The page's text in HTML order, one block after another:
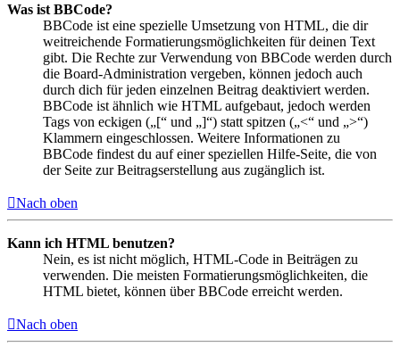
Was ist BBCode?
BBCode ist eine spezielle Umsetzung von HTML, die dir
weitreichende Formatierungsmöglichkeiten für deinen Text
gibt. Die Rechte zur Verwendung von BBCode werden durch
die Board-Administration vergeben, können jedoch auch
durch dich für jeden einzelnen Beitrag deaktiviert werden.
BBCode ist ähnlich wie HTML aufgebaut, jedoch werden
Tags von eckigen („[“ und „]“) statt spitzen („<“ und „>“)
Klammern eingeschlossen. Weitere Informationen zu
BBCode findest du auf einer speziellen Hilfe-Seite, die von
der Seite zur Beitragserstellung aus zugänglich ist.
Nach oben
Kann ich HTML benutzen?
Nein, es ist nicht möglich, HTML-Code in Beiträgen zu
verwenden. Die meisten Formatierungsmöglichkeiten, die
HTML bietet, können über BBCode erreicht werden.
Nach oben